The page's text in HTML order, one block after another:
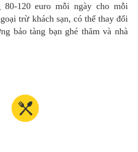
80-120 euro mỗi ngày cho mỗi
trừ khách sạn, có thể thay đổi
bảo tàng bạn ghé thăm và nhà